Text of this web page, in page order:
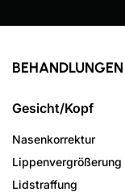
BEHANDLUNGEN
Gesicht/Kopf
Nasenkorrektur
Lippenvergrößerung
Lidstraffung